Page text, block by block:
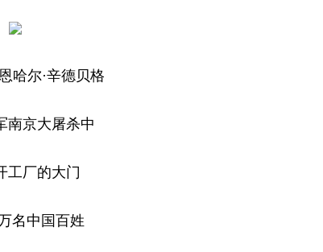
哈尔·辛德贝格
南京大屠杀中
工厂的大门
名中国百姓